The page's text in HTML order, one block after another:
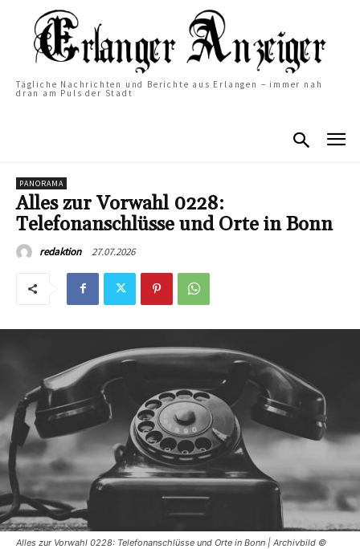
Tägliche Nachrichten und Berichte aus Erlangen – immer nah
dran am Puls der Stadt
PANORAMA
Alles zur Vorwahl 0228:
Telefonanschlüsse und Orte in Bonn
redaktion 27.07.2026
Alles zur Vorwahl 0228: Telefonanschlüsse und Orte in Bonn | Archivbild ©